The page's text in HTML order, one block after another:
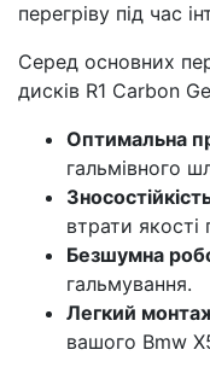
перегріву під час
Серед основних
дисків R1 Carbon
Оптимальна
гальмівного
втрати якості
Безшумна
гальмування.
Легкий
вашого Bmw